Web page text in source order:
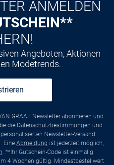
ANMELDEN
Angeboten, Aktionen
Modetrends.
GRAAF Newsletter abonnieren und
die Datenschutzbestimmungen und
Newsletter-Versand
Eine Abmeldung ist jederzeit möglich,
. **Ihr Gutschein-Code ist einmalig
4 Wochen gültig. Mindestbestellwert